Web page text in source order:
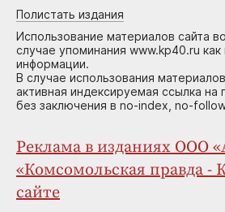
Полистать издания
Использование материалов сайта
случае упоминания www.kp40.ru как
информации.
В случае использования
активная индексируемая ссылка на
без заключения в no-index, no-
Реклама в изданиях ООО
«Комсомольская правда -
сайте